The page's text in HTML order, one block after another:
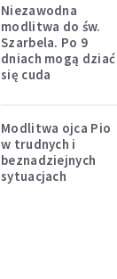
Niezawodna
modlitwa do św.
Szarbela. Po 9
dniach mogą dziać
się cuda
Modlitwa ojca Pio
w trudnych i
beznadziejnych
sytuacjach